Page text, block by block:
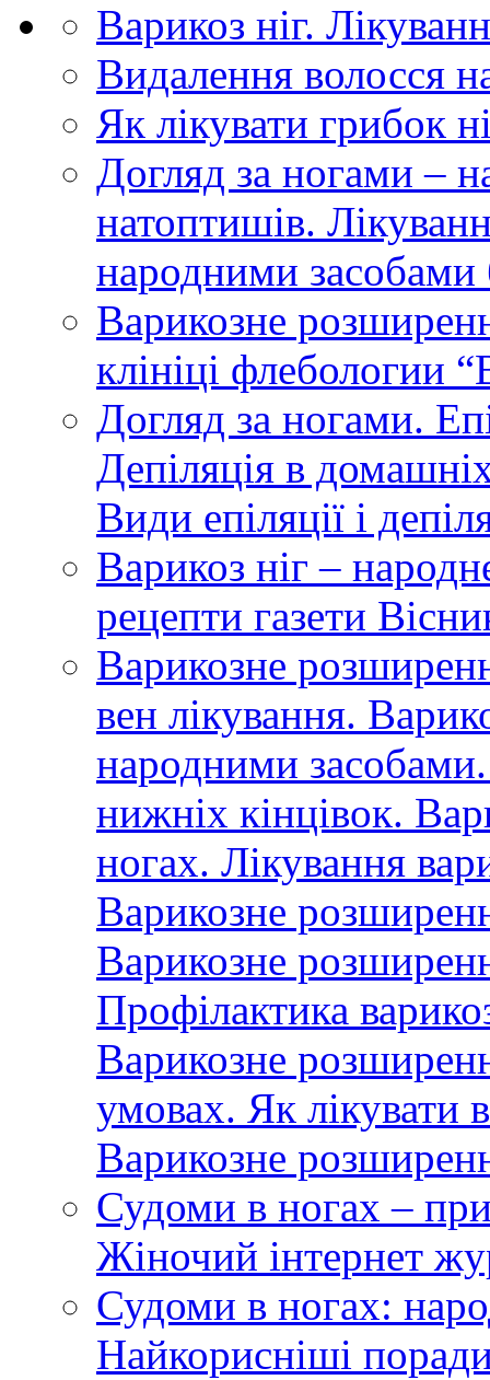
Варикоз ніг.
Видалення волосся
Як лікувати грибок
Догляд за ногами –
натоптишів.
народними засобами
Варикозне
клініці флебологии
Догляд за ногами.
Депіляція в
Види епіляції і
Варикоз ніг –
рецепти газети
Варикозне
вен лікування.
народними
нижніх кінцівок.
ногах. Лікування
Варикозне
Варикозне
Профілактика
Варикозне
умовах. Як лікувати
Варикозне
Судоми в ногах –
Жіночий інтернет
Судоми в ногах:
Найкорисніші